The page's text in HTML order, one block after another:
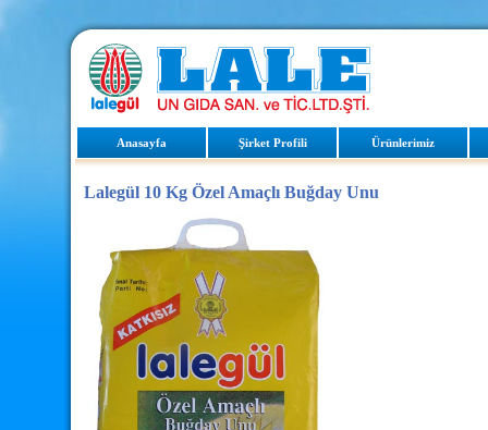
Anasayfa Şirket Profili Ürünlerimiz
Lalegül 10 Kg Özel Amaçlı Buğday Unu